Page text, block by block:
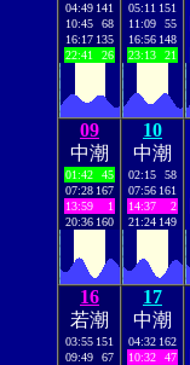
04:49 141
10:45
68
16:17 135
22:41
26
05:11 151
11:09
55
16:56 148
23:13
21
09
中潮
01:42
45
07:28 167
13:59
1
20:36 160
10
中潮
02:15
58
07:56 161
14:37
2
21:24 149
16
若潮
03:55 151
09:49
67
17
中潮
04:32 162
10:32
47